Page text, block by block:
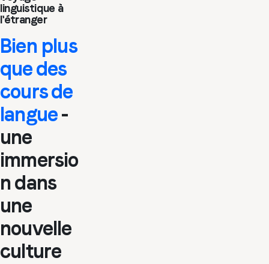
linguistique à
l'étranger
Bien plus
que des
cours de
langue-
une
immersio
n dans
une
nouvelle
culture